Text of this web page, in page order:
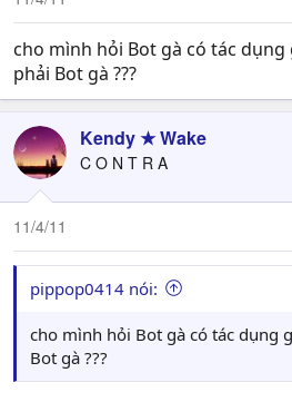
cho mình hỏi Bot gà có tác dụng
phải Bot gà ???
Kendy ★ Wake
C O N T R A
11/4/11
pippop0414 nói:
cho mình hỏi Bot gà có tác dụng
Bot gà ???